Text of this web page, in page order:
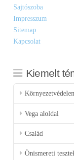
Sajtószoba
Impresszum
Sitemap
Kapcsolat
Kiemelt
Vega aloldal
Család
Önismereti